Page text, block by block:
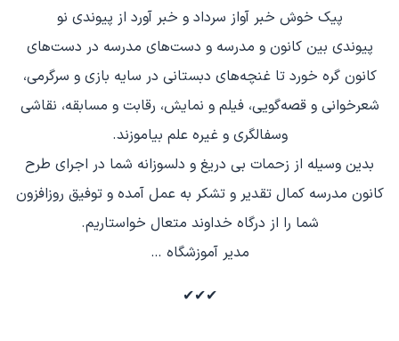
پیک خوش خبر آواز سرداد و خبر آورد از پیوندی نو
پیوندی بین کانون و مدرسه و دست‌های مدرسه در دست‌های
کانون گره خورد تا غنچه‌های دبستانی در سایه بازی و سرگرمی،
شعرخوانی و قصه‌گویی، فیلم و نمایش، رقابت و مسابقه، نقاشی
وسفالگری و غیره علم بیاموزند.
بدین وسیله از زحمات بی دریغ و دلسوزانه شما در اجرای طرح
کانون مدرسه کمال تقدیر و تشکر به عمل آمده و توفیق روزافزون
شما را از درگاه خداوند متعال خواستاریم.
مدیر آموزشگاه …
✔✔✔